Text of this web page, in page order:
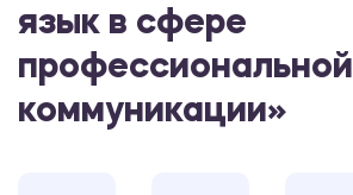
язык в сфере
профессиональной
коммуникации»